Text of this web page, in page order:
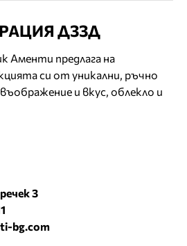
ДЗЗД
Аменти предлага на
си от уникални, ръчно
и вкус, облекло и
3
bg.com